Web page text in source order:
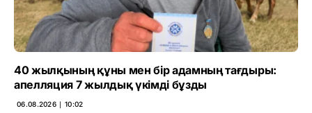
40 жылқының құны мен бір адамның тағдыры:
апелляция 7 жылдық үкімді бұзды
06.08.2026 ∣ 10:02